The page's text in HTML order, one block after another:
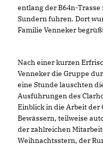
entlang der B64n-
Sundern fuhren. Dort
Familie Venneker
Nach einer kurzen
Venneker die Gruppe
eine Stunde lauschten
Ausführungen des
Einblick in die Arbeit der
Bewässern, teilweise
der zahlreichen
Weihnachtsstern, der